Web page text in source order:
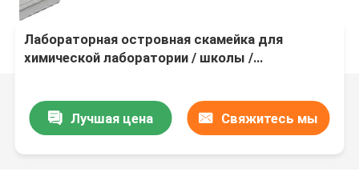
Лабораторная островная скамейка для
химической лаборатории / школы /
Лучшая цена Свяжитесь мы